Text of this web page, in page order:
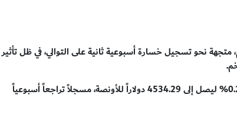
نحو تسجيل خسارة أسبوعية ثانية على التوالي، في ظل تأثير
وانخفض سعر الذهب في المعاملات الفورية بنسبة 0.2% ليصل إلى 4534.29 دولاراً للأونصة، مسجلاً تراجعاً أسبوعياً